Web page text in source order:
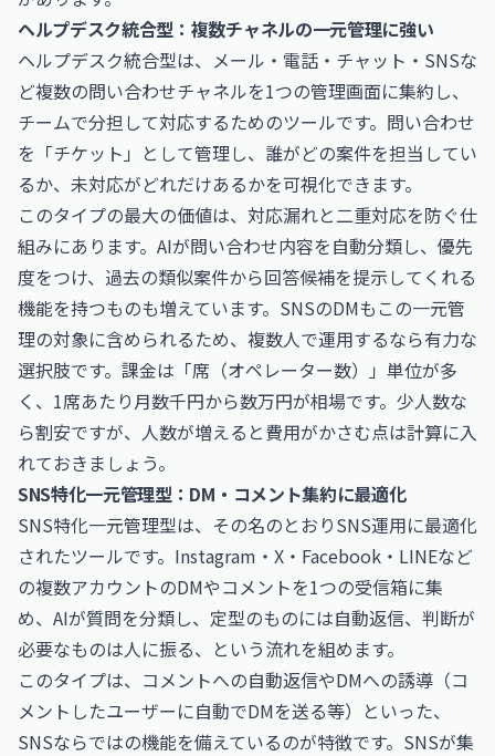
ヘルプデスク統合型：複数チャネルの一元管理に強い
ヘルプデスク統合型は、メール・電話・チャット・SNSな
ど複数の問い合わせチャネルを1つの管理画面に集約し、
チームで分担して対応するためのツールです。問い合わせ
を「チケット」として管理し、誰がどの案件を担当してい
るか、未対応がどれだけあるかを可視化できます。
このタイプの最大の価値は、対応漏れと二重対応を防ぐ仕
組みにあります。AIが問い合わせ内容を自動分類し、優先
度をつけ、過去の類似案件から回答候補を提示してくれる
機能を持つものも増えています。SNSのDMもこの一元管
理の対象に含められるため、複数人で運用するなら有力な
選択肢です。課金は「席（オペレーター数）」単位が多
く、1席あたり月数千円から数万円が相場です。少人数な
ら割安ですが、人数が増えると費用がかさむ点は計算に入
れておきましょう。
SNS特化一元管理型：DM・コメント集約に最適化
SNS特化一元管理型は、その名のとおりSNS運用に最適化
されたツールです。Instagram・X・Facebook・LINEなど
の複数アカウントのDMやコメントを1つの受信箱に集
め、AIが質問を分類し、定型のものには自動返信、判断が
必要なものは人に振る、という流れを組めます。
このタイプは、コメントへの自動返信やDMへの誘導（コ
メントしたユーザーに自動でDMを送る等）といった、
SNSならではの機能を備えているのが特徴です。SNSが集